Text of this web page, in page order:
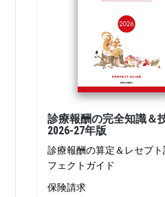
診療報酬の完全知識＆
2026-27年版
診療報酬の算定＆レセプト
フェクトガイド
保険請求